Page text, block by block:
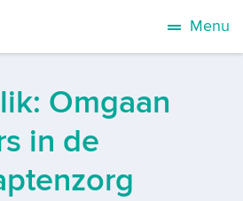
Menu
Omgaan
in de